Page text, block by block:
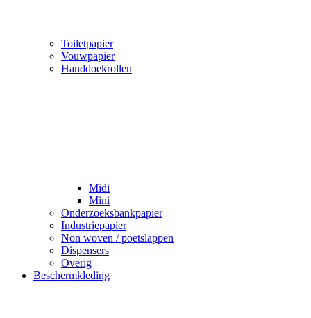
Toiletpapier
Vouwpapier
Handdoekrollen
Midi
Mini
Onderzoeksbankpapier
Industriepapier
Non woven / poetslappen
Dispensers
Overig
Beschermkleding